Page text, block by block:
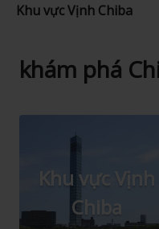
Khu vực Vịnh Chiba
khám phá
Khu vực Vịnh
Chiba